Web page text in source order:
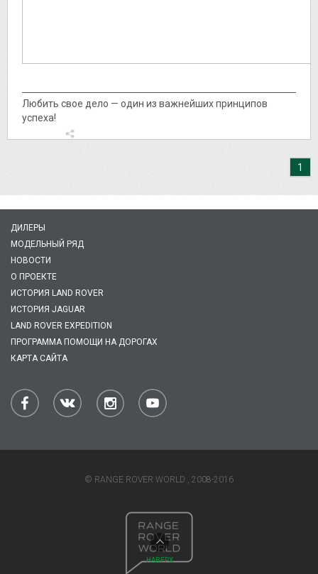
Любить свое дело — один из важнейших принципов
успеха!
1
ДИЛЕРЫ
МОДЕЛЬНЫЙ РЯД
НОВОСТИ
О ПРОЕКТЕ
ИСТОРИЯ LAND ROVER
ИСТОРИЯ JAGUAR
LAND ROVER EXPEDITION
ПРОГРАММА ПОМОЩИ НА ДОРОГАХ
КАРТА САЙТА
© RANGE ROVER WORLD , 2008-2016
НАВЕРХ